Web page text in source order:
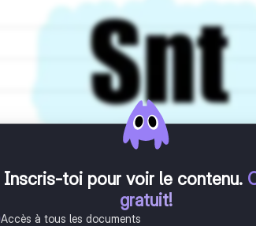
Inscris-toi pour voir le contenu.
gratuit!
Accès à tous les documents